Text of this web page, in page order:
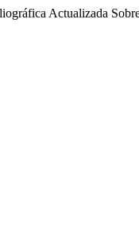
Actualizada